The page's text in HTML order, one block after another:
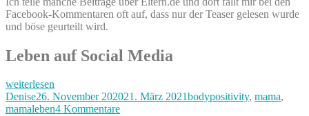
Facebook-Kommentaren oft auf, dass nur der Teaser gelesen wurde
und böse geurteilt wird.
Leben auf Social Media
„Kennen
wir
uns?
weiterlesen
Autor
DeniseVeröffentlicht
am
26. November 202021. März 2021Kategorien
bodypositivity, mama,
mamaleben4 Kommentarezu